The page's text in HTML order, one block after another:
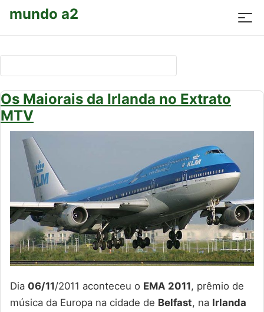
mundo a2
por:
Os Maiorais da Irlanda no Extrato
MTV
Dia 06/11/2011 aconteceu o EMA 2011, prêmio de
música da Europa na cidade de Belfast, na Irlanda